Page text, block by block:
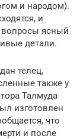
и народом).
и
вопросы ясный
детали.
телец,
также у
Талмуда
изготовлен
что
и после